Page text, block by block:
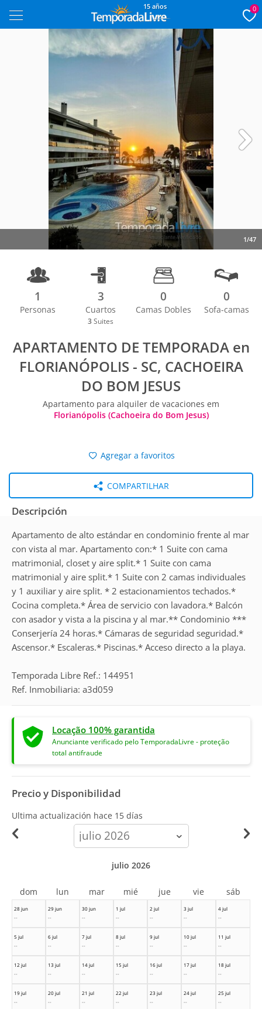
15 años 0
1/47
1
Personas
3
Cuartos
3 Suites
0
Camas Dobles
0
Sofa-camas
APARTAMENTO DE TEMPORADA en
FLORIANÓPOLIS - SC, CACHOEIRA
DO BOM JESUS
Apartamento para alquiler de vacaciones em
Florianópolis (Cachoeira do Bom Jesus)
Agregar a favoritos
COMPARTILHAR
Descripción
Apartamento de alto estándar en condominio frente al mar
con vista al mar. Apartamento con:* 1 Suite con cama
matrimonial, closet y aire split.* 1 Suite con cama
matrimonial y aire split.* 1 Suite con 2 camas individuales
y 1 auxiliar y aire split. * 2 estacionamientos techados.*
Cocina completa.* Área de servicio con lavadora.* Balcón
con asador y vista a la piscina y al mar.** Condominio ***
Conserjería 24 horas.* Cámaras de seguridad seguridad.*
Ascensor.* Escaleras.* Piscinas.* Acceso directo a la playa.
Temporada Libre Ref.: 144951
Ref. Inmobiliaria: a3d059
Locação 100% garantida
Anunciante verificado pelo TemporadaLivre - proteção
total antifraude
Precio y Disponibilidad
Ultima actualización hace 15 días
calendar-
month
28 jun
--
29 jun
--
30 jun
--
1 jul
--
2 jul
--
3 jul
--
4 jul
--
5 jul
--
6 jul
--
7 jul
--
8 jul
--
9 jul
--
10 jul
--
11 jul
--
12 jul
--
13 jul
--
14 jul
--
15 jul
--
16 jul
--
17 jul
--
18 jul
--
19 jul
--
20 jul
--
21 jul
--
22 jul
--
23 jul
--
24 jul
--
25 jul
--
julio 2026
dom lun mar mié jue vie sáb